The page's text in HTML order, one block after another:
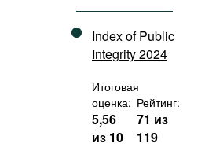
Index of Public
Integrity 2024
Итоговая
оценка:
5,56
из 10
Рейтинг:
71 из
119